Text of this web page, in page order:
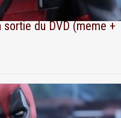
du DVD (meme +